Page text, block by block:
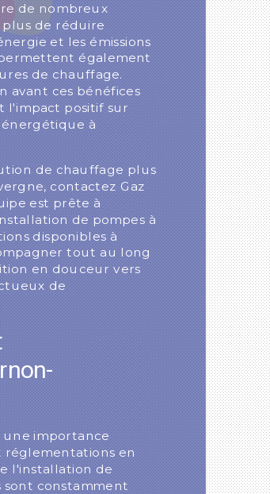
de nombreux
plus de réduire
et les émissions
également
de chauffage.
avant ces bénéfices
l'impact positif sur
à
de chauffage plus
contactez Gaz
est prête à
de pompes à
disponibles à
tout au long
en douceur vers
de
une importance
réglementations en
l'installation de
sont constamment